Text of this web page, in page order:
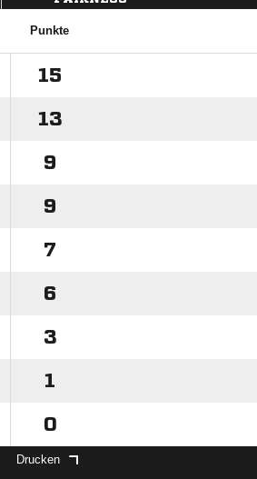
Punkte
15
13
9
9
7
6
3
1
0
Drucken